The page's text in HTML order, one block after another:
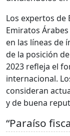
Los expertos de
Emiratos
en las líneas de
de la posición
2023 refleja el
internacional.
consideran
y de buena
“Paraíso